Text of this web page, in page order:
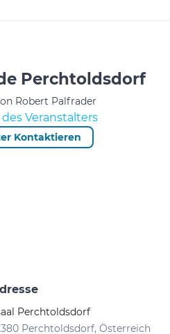
Perchtoldsdorf
Robert Palfrader
Veranstalters
Kontaktieren
Perchtoldsdorf
Perchtoldsdorf, Österreich